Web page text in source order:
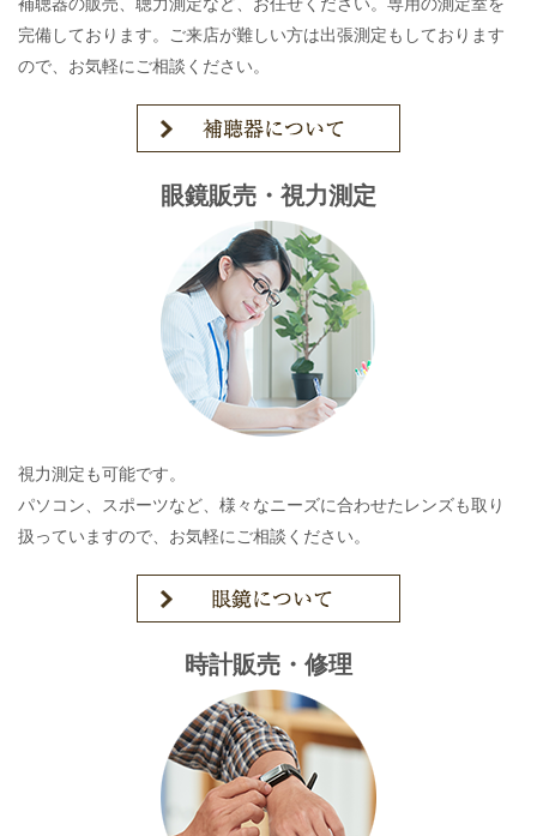
完備しております。ご来店が難しい方は出張測定もしております
ので、お気軽にご相談ください。
眼鏡販売・視力測定
視力測定も可能です。
パソコン、スポーツなど、様々なニーズに合わせたレンズも取り
扱っていますので、お気軽にご相談ください。
時計販売・修理